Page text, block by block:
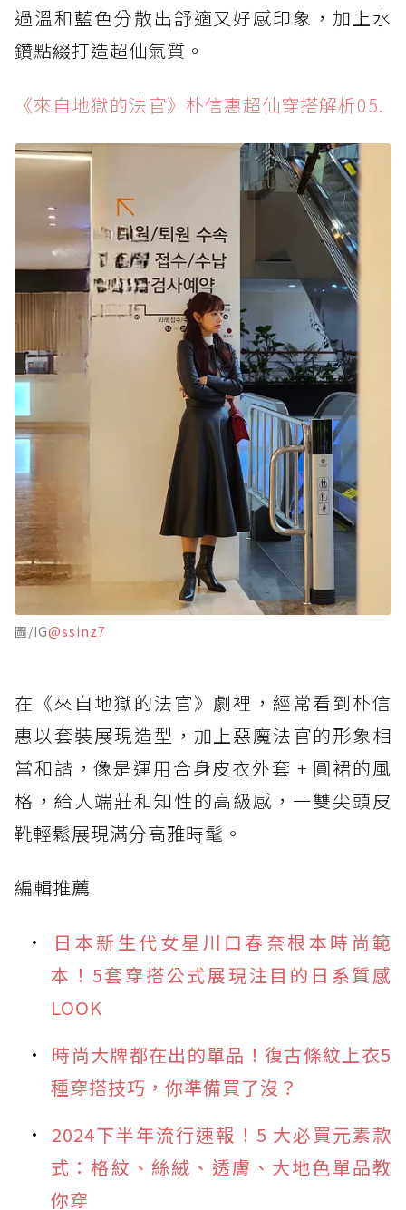
過溫和藍色分散出舒適又好感印象，加上水
鑽點綴打造超仙氣質。
《來自地獄的法官》朴信惠超仙穿搭解析05.
圖/IG@ssinz7
在《來自地獄的法官》劇裡，經常看到朴信
惠以套裝展現造型，加上惡魔法官的形象相
當和諧，像是運用合身皮衣外套 + 圓裙的風
格，給人端莊和知性的高級感，一雙尖頭皮
靴輕鬆展現滿分高雅時髦。
編輯推薦
日本新生代女星川口春奈根本時尚範
本！5套穿搭公式展現注目的日系質感
LOOK
時尚大牌都在出的單品！復古條紋上衣5
種穿搭技巧，你準備買了沒？
2024下半年流行速報！5 大必買元素款
式：格紋、絲絨、透膚、大地色單品教
你穿